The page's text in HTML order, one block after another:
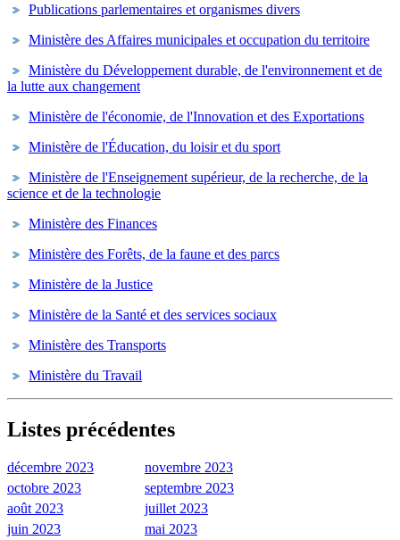
Publications parlementaires et organismes divers
Ministère des Affaires municipales et occupation du territoire
Ministère du Développement durable, de l'environnement et de
la lutte aux changement
Ministère de l'économie, de l'Innovation et des Exportations
Ministère de l'Éducation, du loisir et du sport
Ministère de l'Enseignement supérieur, de la recherche, de la
science et de la technologie
Ministère des Finances
Ministère des Forêts, de la faune et des parcs
Ministère de la Justice
Ministère de la Santé et des services sociaux
Ministère des Transports
Ministère du Travail
Listes précédentes
décembre 2023
novembre 2023
octobre 2023
septembre 2023
août 2023
juillet 2023
juin 2023
mai 2023